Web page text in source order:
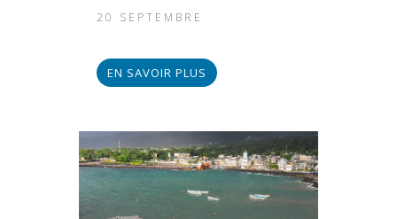
20 SEPTEMBRE
EN SAVOIR PLUS